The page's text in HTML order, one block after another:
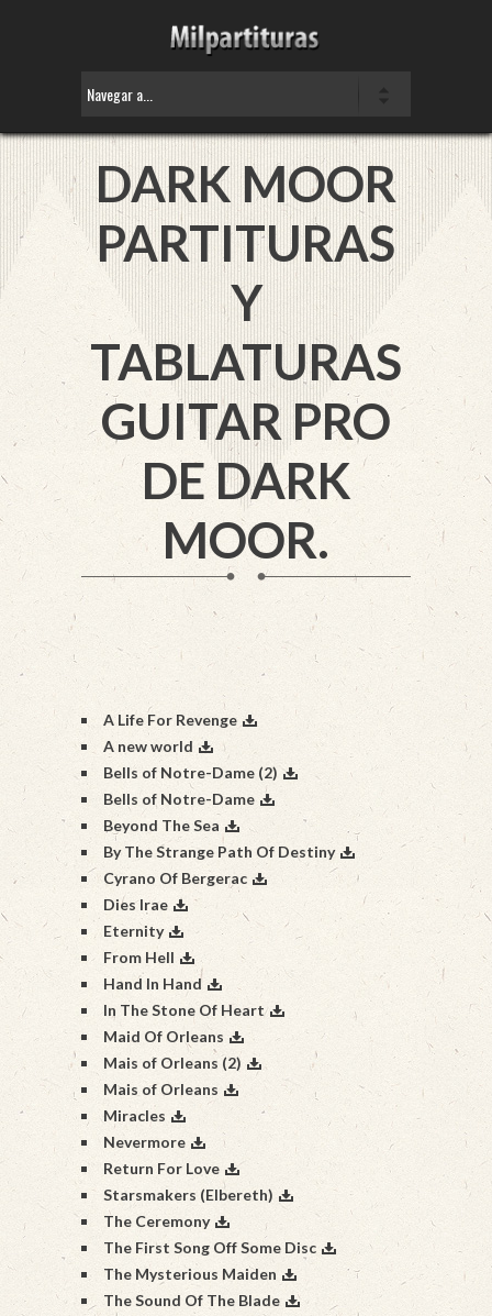
DARK MOOR
PARTITURAS
Y
TABLATURAS
GUITAR PRO
DE DARK
MOOR.
A Life For Revenge
A new world
Bells of Notre-Dame (2)
Bells of Notre-Dame
Beyond The Sea
By The Strange Path Of Destiny
Cyrano Of Bergerac
Dies Irae
Eternity
From Hell
Hand In Hand
In The Stone Of Heart
Maid Of Orleans
Mais of Orleans (2)
Mais of Orleans
Miracles
Nevermore
Return For Love
Starsmakers (Elbereth)
The Ceremony
The First Song Off Some Disc
The Mysterious Maiden
The Sound Of The Blade